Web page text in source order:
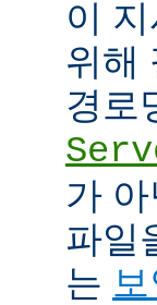
이
위해
경로
가
파일
는